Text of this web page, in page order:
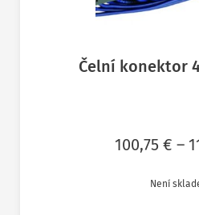
Čelní konektor
100,75 € –
Není